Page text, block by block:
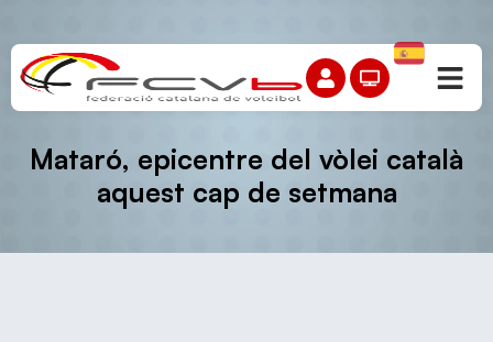
Mataró, epicentre del vòlei català
aquest cap de setmana